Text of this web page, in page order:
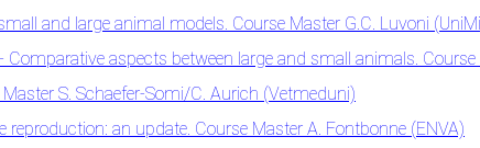
and large animal models. Course Master G.C. Luvoni
aspects between large and small animals. Course
S. Schaefer-Somi/C. Aurich (Vetmeduni)
an update. Course Master A. Fontbonne (ENVA)